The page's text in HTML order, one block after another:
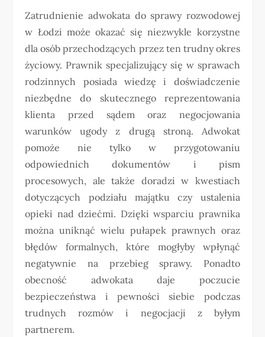
Zatrudnienie adwokata do sprawy rozwodowej
w Łodzi może okazać się niezwykle korzystne
dla osób przechodzących przez ten trudny okres
życiowy. Prawnik specjalizujący się w sprawach
rodzinnych posiada wiedzę i doświadczenie
niezbędne do skutecznego reprezentowania
klienta przed sądem oraz negocjowania
warunków ugody z drugą stroną. Adwokat
pomoże nie tylko w przygotowaniu
odpowiednich dokumentów i pism
procesowych, ale także doradzi w kwestiach
dotyczących podziału majątku czy ustalenia
opieki nad dziećmi. Dzięki wsparciu prawnika
można uniknąć wielu pułapek prawnych oraz
błędów formalnych, które mogłyby wpłynąć
negatywnie na przebieg sprawy. Ponadto
obecność adwokata daje poczucie
bezpieczeństwa i pewności siebie podczas
trudnych rozmów i negocjacji z byłym
partnerem.